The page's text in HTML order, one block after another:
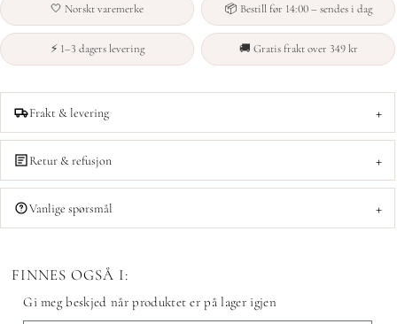
🤍 Norskt varemerke 📦 Bestill før 14:00 – sendes i dag
⚡ 1–3 dagers levering 🚚 Gratis frakt over 349 kr
Frakt & levering +
Retur & refusjon +
Vanlige spørsmål +
FINNES OGSÅ I:
Gi meg beskjed når produktet er på lager igjen